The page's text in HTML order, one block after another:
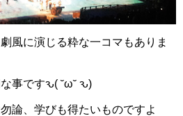
風に演じる粋な一コマもありま
事ですԅ( ˘ω˘ ԅ)
論、学びも得たいものですよ